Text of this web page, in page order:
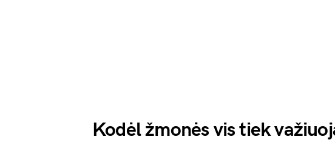
Kodėl žmonės vis tiek